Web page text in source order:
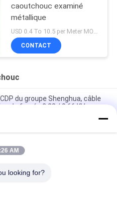
caoutchouc examiné
métallique
USD 0.4 To 10.5 per Meter MOQ:1000M
CONTACT
du groupe Shenghua, câble
de fumée 0,38 / 0,66 KV
métallique de Shanghai
certification CE KEMA
à écran métallique et gaine en
AM
looking for?